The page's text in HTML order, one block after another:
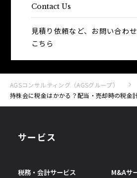
Contact Us
見積り依頼など、お問い合わ
こちら
AGSコンサルティング（AGSグループ）
持株会に税金はかかる？配当・売却時の税金
サービス
税務・会計サービス M&Aサ